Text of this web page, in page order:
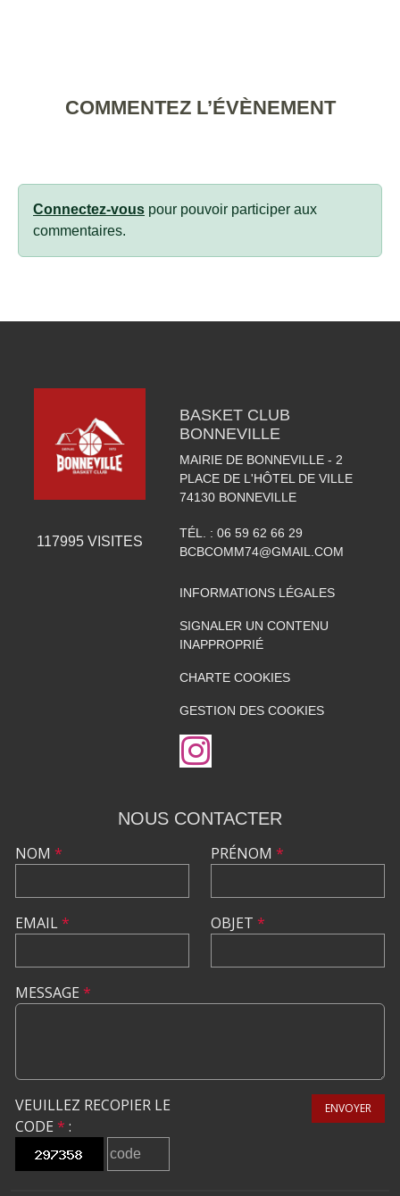
COMMENTEZ L’ÉVÈNEMENT
Connectez-vous pour pouvoir participer aux
commentaires.
117995VISITES
BASKET CLUB
BONNEVILLE
MAIRIE DE BONNEVILLE - 2
PLACE DE L'HÔTEL DE VILLE
74130 BONNEVILLE
TÉL. : 06 59 62 66 29
BCBCOMM74@GMAIL.COM
INFORMATIONS LÉGALES
SIGNALER UN CONTENU
INAPPROPRIÉ
CHARTE COOKIES
GESTION DES COOKIES
NOUS CONTACTER
NOM *
EMAIL*
PRÉNOM *
OBJET *
MESSAGE *
VEUILLEZ RECOPIER LE
CODE * :
ENVOYER